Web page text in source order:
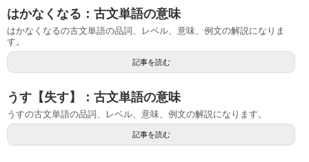
はかなくなる：古文単語の意味
はかなくなるの古文単語の品詞、レベル、意味、例文の解説になりま
す。
記事を読む
うす【失す】：古文単語の意味
うすの古文単語の品詞、レベル、意味、例文の解説になります。
記事を読む